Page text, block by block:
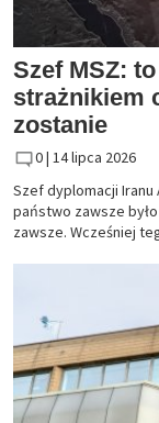
Szef MSZ:
strażnikiem
zostanie
0 | 14 lipca 2026
Szef dyplomacji Iranu
państwo zawsze
zawsze. Wcześniej